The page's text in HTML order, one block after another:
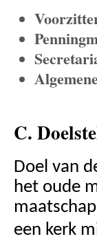
C.
Doel van
het oude
een kerk